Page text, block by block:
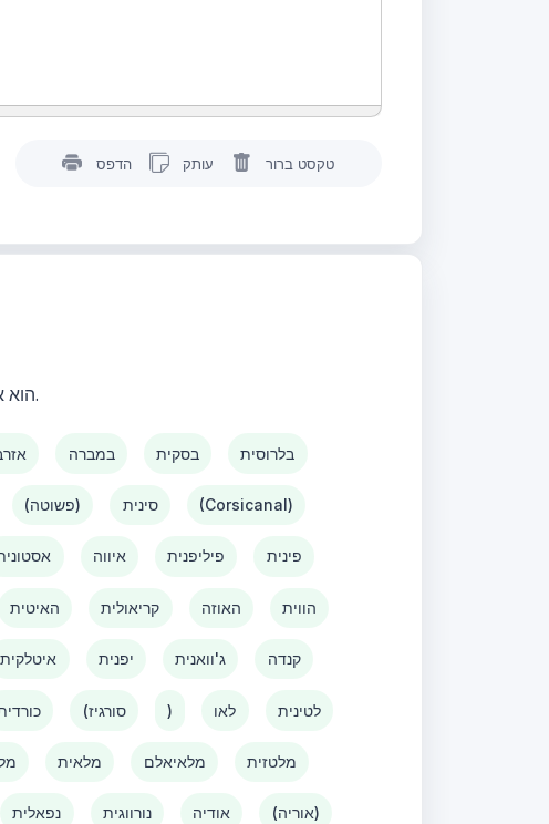
הדפס עותק טקסט ברור
האתר แปลประโยค.com הוא אפליקציית תרגום מקוונת בחינם התומכת בשירותי תרגום ב-130+ זוגות שפות.
במברה בסקית בלרוסית
(פשוטה) סינית (Corsicanal)
איווה פיליפנית פינית
האיטית קריאולית האוזה הווית
איטלקית יפנית ג'וואנית קנדה
(סורגיז ) לאו לטינית
מלאית מלאיאלם מלטזית
נפאלית נורווגית אודיה (אוריה)